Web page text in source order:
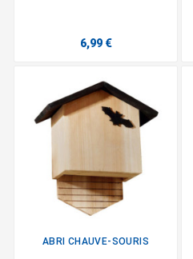
6,99 €
ABRI CHAUVE-SOURIS